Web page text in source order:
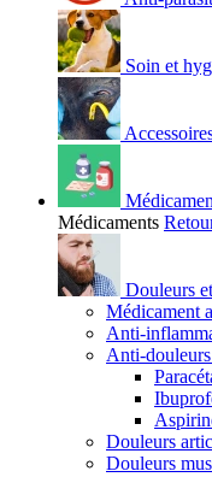
Soin et
Médicaments
Douleurs
Médicament
Anti-
Anti-
Douleurs
Douleurs